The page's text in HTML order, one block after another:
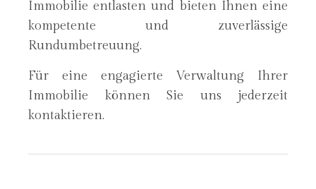
Immobilie entlasten und bieten Ihnen eine
kompetente und zuverlässige
Rundumbetreuung.
Für eine engagierte Verwaltung Ihrer
Immobilie können Sie uns jederzeit
kontaktieren.